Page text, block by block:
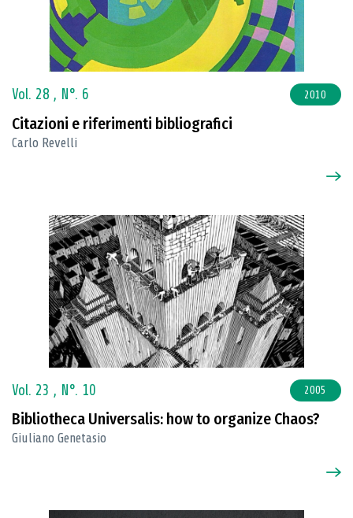
Vol. 28 , N°. 6 2010
Citazioni e riferimenti bibliografici
Carlo Revelli
Vol. 23 , N°. 10 2005
Bibliotheca Universalis: how to organize Chaos?
Giuliano Genetasio